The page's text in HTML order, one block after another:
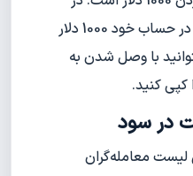
این‌صورت شما باید حداقل در حساب خود 1000 دلار
با وصل شدن به
کنید.
در سود
لیست معامله‌گران